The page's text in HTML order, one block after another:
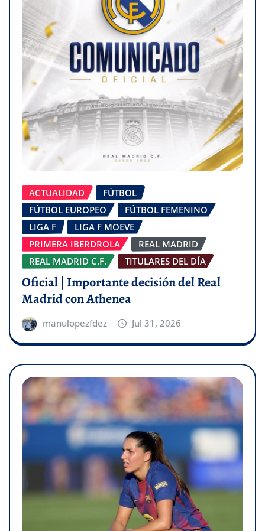
ACTUALIDAD
FÚTBOL
FÚTBOL EUROPEO
FÚTBOL FEMENINO
LIGA F
LIGA F MOEVE
PRIMERA IBERDROLA
REAL MADRID
REAL MADRID C.F.
TITULARES DEL DÍA
Oficial | Importante decisión del Real
Madrid con Athenea
manulopezfdez Jul 31, 2026